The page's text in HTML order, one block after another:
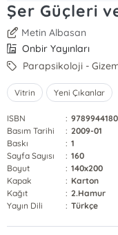
Şer Güçleri
Metin Albasan
Onbir Yayınları
Parapsikoloji -
Vitrin Yeni Çıkanlar
ISBN :
Basım Tarihi
: 2009-01
Baskı
: 1
Sayfa Sayısı
: 160
Boyut
: 140x200
Kapak
: Karton
Kağıt
: 2.Hamur
Yayın Dili
: Türkçe